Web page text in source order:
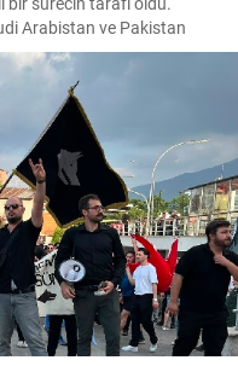
Arabistan ve Pakistan
imzalandı. Pakistan
istikrar, kalkınma ve refaha